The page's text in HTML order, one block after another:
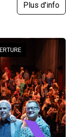
Plus d'info